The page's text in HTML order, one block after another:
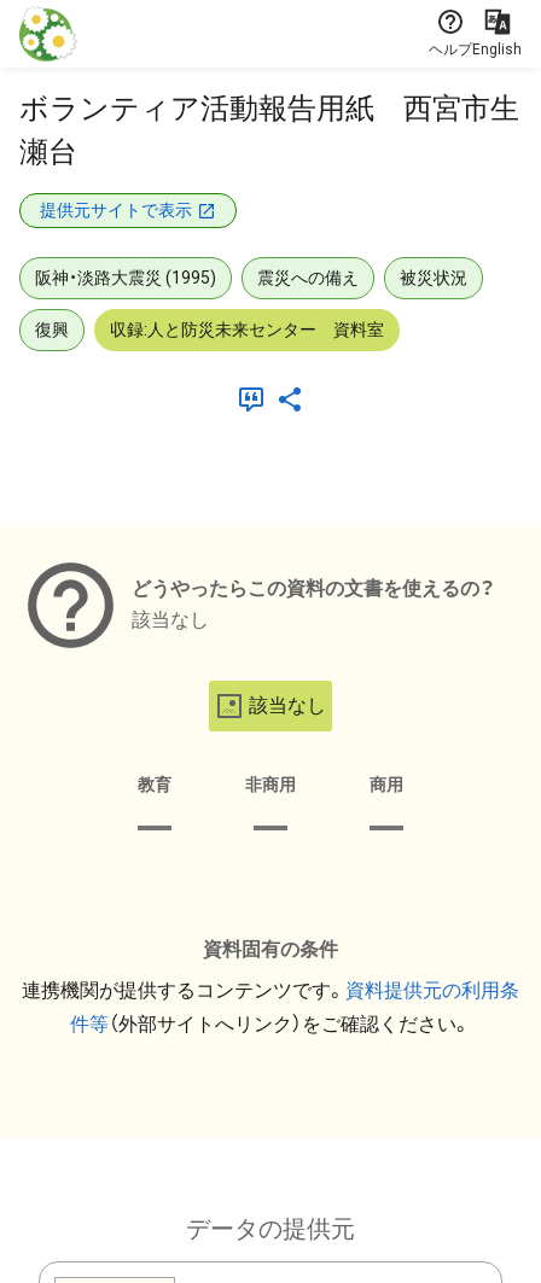
本文に飛ぶ
ヘルプEnglish
ボランティア活動報告用紙 西宮市生
瀬台
提供元サイトで表示
阪神・淡路大震災 (1995) 震災への備え 被災状況
復興 収録:人と防災未来センター 資料室
どうやったらこの資料の文書を使えるの？
該当なし
該当なし
教育 非商用 商用
資料固有の条件
連携機関が提供するコンテンツです。 資料提供元の利用条
件等（外部サイトへリンク）をご確認ください。
データの提供元